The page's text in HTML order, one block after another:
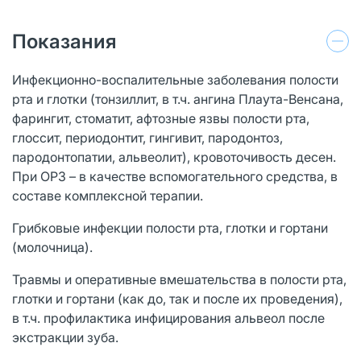
Показания
Инфекционно-воспалительные заболевания полости
рта и глотки (тонзиллит, в т.ч. ангина Плаута-Венсана,
фарингит, стоматит, афтозные язвы полости рта,
глоссит, периодонтит, гингивит, пародонтоз,
пародонтопатии, альвеолит), кровоточивость десен.
При ОРЗ – в качестве вспомогательного средства, в
составе комплексной терапии.
Грибковые инфекции полости рта, глотки и гортани
(молочница).
Травмы и оперативные вмешательства в полости рта,
глотки и гортани (как до, так и после их проведения),
в т.ч. профилактика инфицирования альвеол после
экстракции зуба.